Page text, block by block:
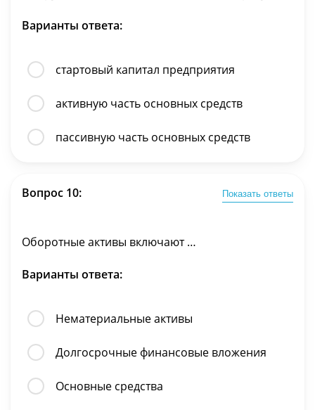
Варианты ответа:
стартовый капитал предприятия
активную часть основных средств
пассивную часть основных средств
Вопрос 10: Показать ответы
Оборотные активы включают …
Варианты ответа:
Нематериальные активы
Долгосрочные финансовые вложения
Основные средства